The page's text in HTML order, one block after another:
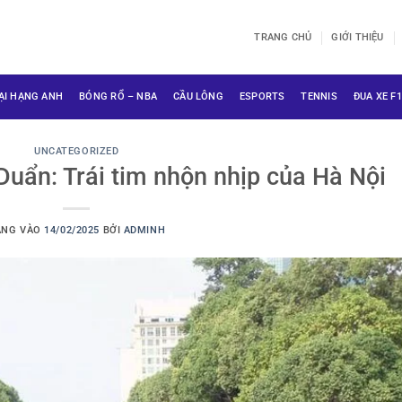
TRANG CHỦ GIỚI THIỆU
HẠNG ANH BÓNG RỔ – NBA CẦU LÔNG ESPORTS TENNIS ĐUA XE F1
UNCATEGORIZED
Trái tim nhộn nhịp của Hà Nội
VÀO 14/02/2025 BỞI ADMINH